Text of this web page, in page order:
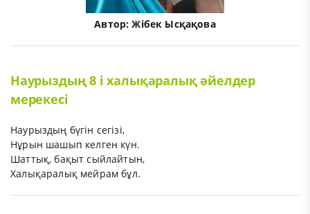
Автор:Жібек Ысқақова
Наурыздың 8 і халықаралық әйелдер
мерекесі
Наурыздың бүгін сегізі,
Нұрын шашып келген күн.
Шаттық, бақыт сыйлайтын,
Халықаралық мейрам бұл.